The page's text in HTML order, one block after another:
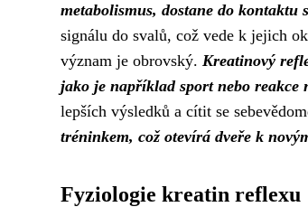
metabolismus, dostane do
signálu do svalů, což vede k jejich
význam je obrovský. Kreatinový
jako je například sport nebo reakce
lepších výsledků a cítit se
tréninkem, což otevírá dveře k
Fyziologie kreatin reflexu